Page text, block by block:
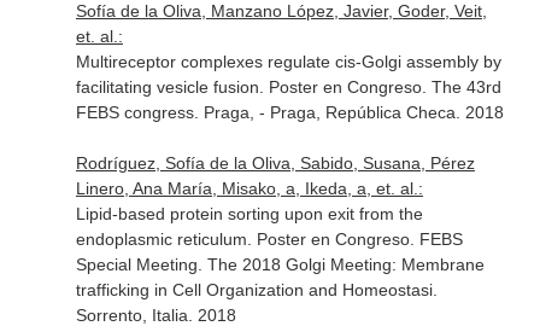
Sofía de la Oliva, Manzano López, Javier, Goder, Veit,
et. al.:
Multireceptor complexes regulate cis-Golgi assembly by
facilitating vesicle fusion. Poster en Congreso. The 43rd
FEBS congress. Praga, - Praga, República Checa. 2018
Rodríguez, Sofía de la Oliva, Sabido, Susana, Pérez
Linero, Ana María, Misako, a, Ikeda, a, et. al.:
Lipid-based protein sorting upon exit from the
endoplasmic reticulum. Poster en Congreso. FEBS
Special Meeting. The 2018 Golgi Meeting: Membrane
trafficking in Cell Organization and Homeostasi.
Sorrento, Italia. 2018